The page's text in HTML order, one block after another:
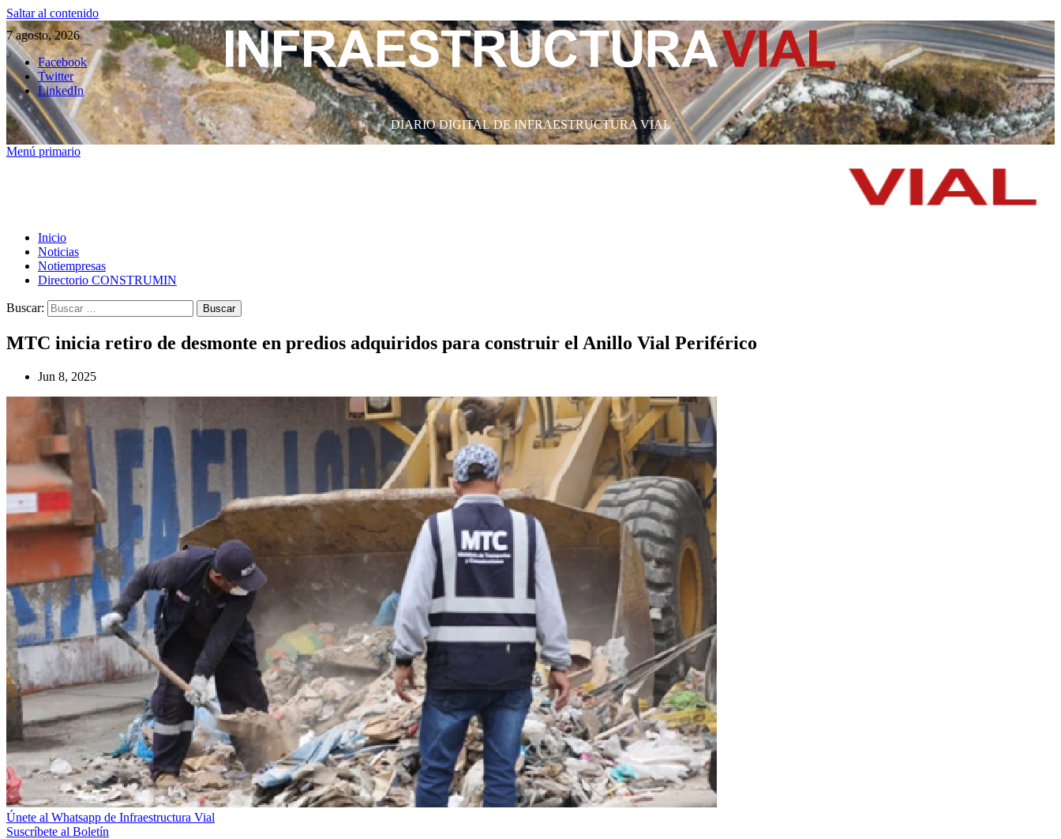
Saltar al contenido
7 agosto, 2026
Facebook
Twitter
LinkedIn
DIARIO DIGITAL DE INFRAESTRUCTURA VIAL
Menú primario
Inicio
Noticias
Notiempresas
Directorio CONSTRUMIN
Buscar:
MTC inicia retiro de desmonte en predios adquiridos para construir el Anillo Vial Periférico
Jun 8, 2025
Únete al Whatsapp de Infraestructura Vial
Suscríbete al Boletín